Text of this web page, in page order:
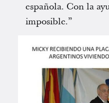
española. Con la
imposible.”